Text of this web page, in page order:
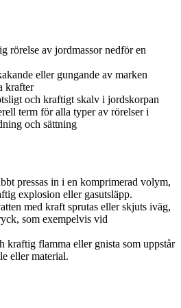
rörelse av jordmassor nedför en
eller gungande av marken
krafter
och kraftigt skalv i jordskorpan
term för alla typer av rörelser i
och sättning
pressas in i en komprimerad volym,
explosion eller gasutsläpp.
med kraft sprutas eller skjuts iväg,
som exempelvis vid
kraftig flamma eller gnista som uppstår
eller material.